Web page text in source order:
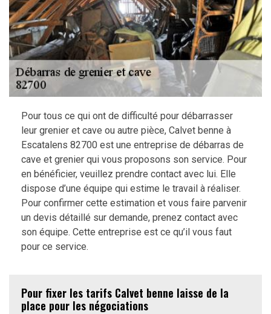
Pour tous ce qui ont de difficulté pour débarrasser
leur grenier et cave ou autre pièce, Calvet benne à
Escatalens 82700 est une entreprise de débarras de
cave et grenier qui vous proposons son service. Pour
en bénéficier, veuillez prendre contact avec lui. Elle
dispose d’une équipe qui estime le travail à réaliser.
Pour confirmer cette estimation et vous faire parvenir
un devis détaillé sur demande, prenez contact avec
son équipe. Cette entreprise est ce qu’il vous faut
pour ce service.
Pour fixer les tarifs Calvet benne laisse de la
place pour les négociations